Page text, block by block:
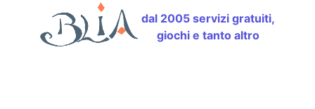
dal 2005 servizi gratuiti,
giochi e tanto altro